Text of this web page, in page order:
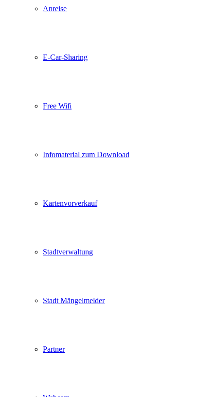
Anreise
E-Car-Sharing
Free Wifi
Infomaterial zum Download
Kartenvorverkauf
Stadtverwaltung
Stadt Mängelmelder
Partner